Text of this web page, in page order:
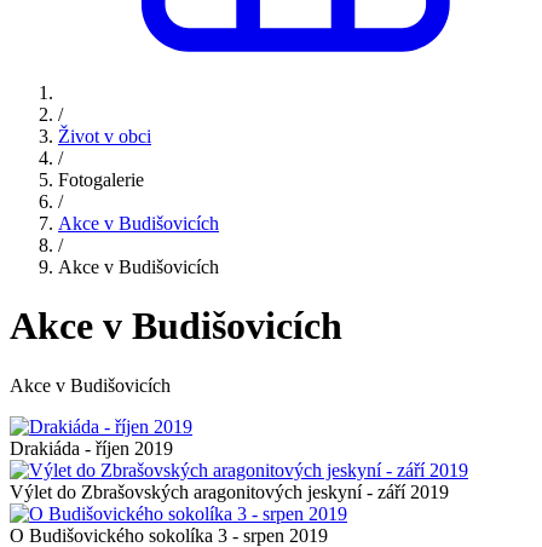
/
Život v obci
/
Fotogalerie
/
Akce v Budišovicích
/
Akce v Budišovicích
Akce v Budišovicích
Akce v Budišovicích
Drakiáda - říjen 2019
Výlet do Zbrašovských aragonitových jeskyní - září 2019
O Budišovického sokolíka 3 - srpen 2019